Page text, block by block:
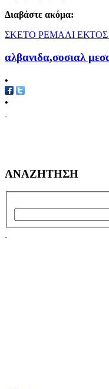
Διαβάστε ακόμα:
ΣΚΕΤΟ ΡΕΜΑΛΙ
αλβανιδα,σοσιαλ
•
•
ΑΝΑΖΗΤΗΣΗ